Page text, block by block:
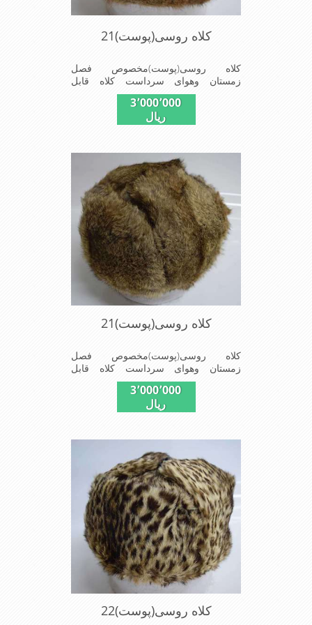
کلاه روسی(پوست)21
کلاه روسی(پوست)مخصوص فصل
زمستان وهوای سرداست کلاه قابل
استفاده درسایزهای58-59می باشد(فری
سایز)وجنس این کلاه ازپوست
طبیی(خَز)تهیه شده است وآستری آن
باشدوبه همین دلیل به راحتی درسوزهای
سردزمستانی تمامی سروپشت گردن
روگرم نگاه می دارد
3٬000٬000
ریال
کلاه روسی(پوست)21
کلاه روسی(پوست)مخصوص فصل
زمستان وهوای سرداست کلاه قابل
استفاده درسایزهای 58-59می باشد(فری
سایز)وجنس این کلاه ازپوست طبیی(خَز)
تهیه شده است وآستری آن ازجنس ساتن
دلیل به راحتی درسوزهای سردزمستانی
تمامی سروپشت گردن روگرم نگاه می
دارد
3٬000٬000
ریال
کلاه روسی(پوست)22